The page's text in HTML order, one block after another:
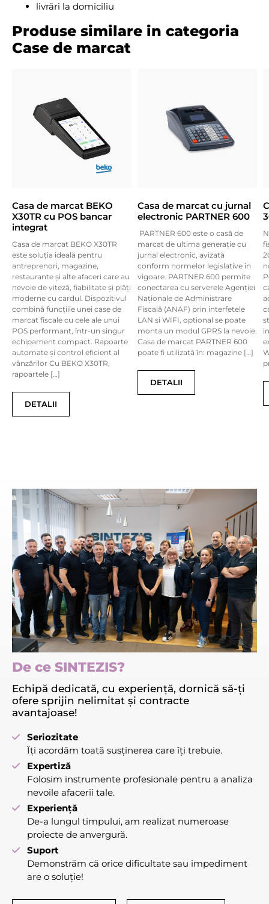
livrări la domiciliu
Produse similare in categoria
Case de marcat
Casa de marcat BEKO
X30TR cu POS bancar
integrat
Casa de marcat BEKO X30TR
este soluția ideală pentru
antreprenori, magazine,
restaurante și alte afaceri care au
nevoie de viteză, fiabilitate și plăți
moderne cu cardul. Dispozitivul
combină funcțiile unei case de
marcat fiscale cu cele ale unui
POS performant, într-un singur
echipament compact. Rapoarte
automate și control eficient al
vânzărilor Cu BEKO X30TR,
rapoartele […]
DETALII
Casa de marcat cu jurnal
electronic PARTNER 600
PARTNER 600 este o casă de
marcat de ultima generație cu
jurnal electronic, avizată
conform normelor legislative în
vigoare. PARTNER 600 permite
conectarea cu serverele Agenției
Naționale de Administrare
Fiscală (ANAF) prin interfetele
LAN si WIFI, optional se poate
monta un modul GPRS la nevoie.
Casa de marcat PARTNER 600
poate fi utilizată în: magazine […]
DETALII
De ce SINTEZIS?
Echipă dedicată, cu experiență, dornică să-ți
ofere sprijin nelimitat și contracte
avantajoase!
Seriozitate
Îți acordăm toată susținerea care îți trebuie.
Expertiză
Folosim instrumente profesionale pentru a analiza
nevoile afacerii tale.
Experiență
De-a lungul timpului, am realizat numeroase
proiecte de anvergură.
Suport
Demonstrăm că orice dificultate sau impediment
are o soluție!